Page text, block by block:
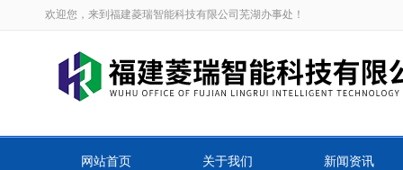
欢迎您，来到福建菱瑞智能科技有限公司芜湖办事处！
网站首页 关于我们 新闻资讯